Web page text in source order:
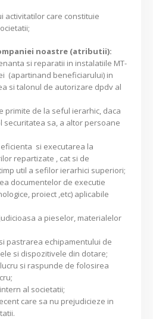
activitatilor care constituie
noastre (atributii):
si reparatii in instalatiile MT-
(apartinand beneficiarului) in
si talonul de autorizare dpdv al
primite de la seful ierarhic, daca
securitatea sa, a altor persoane
si executarea la
repartizate , cat si de
util a sefilor ierarhici superiori;
documentelor de executie
proiect ,etc) aplicabile
a pieselor, materialelor
pastrarea echipamentului de
si dispozitivele din dotare;
si raspunde de folosirea
al societatii;
care sa nu prejudicieze in